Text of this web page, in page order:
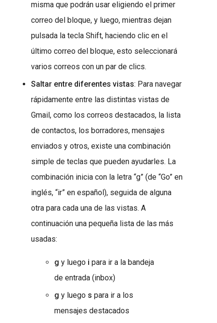
misma que podrán usar eligiendo el primer
correo del bloque, y luego, mientras dejan
pulsada la tecla Shift, haciendo clic en el
último correo del bloque, esto seleccionará
varios correos con un par de clics.
Saltar entre diferentes vistas: Para navegar
rápidamente entre las distintas vistas de
Gmail, como los correos destacados, la lista
de contactos, los borradores, mensajes
enviados y otros, existe una combinación
simple de teclas que pueden ayudarles. La
combinación inicia con la letra “g” (de “Go” en
inglés, “ir” en español), seguida de alguna
otra para cada una de las vistas. A
continuación una pequeña lista de las más
usadas:
g y luego i para ir a la bandeja
de entrada (inbox)
g y luego s para ir a los
mensajes destacados